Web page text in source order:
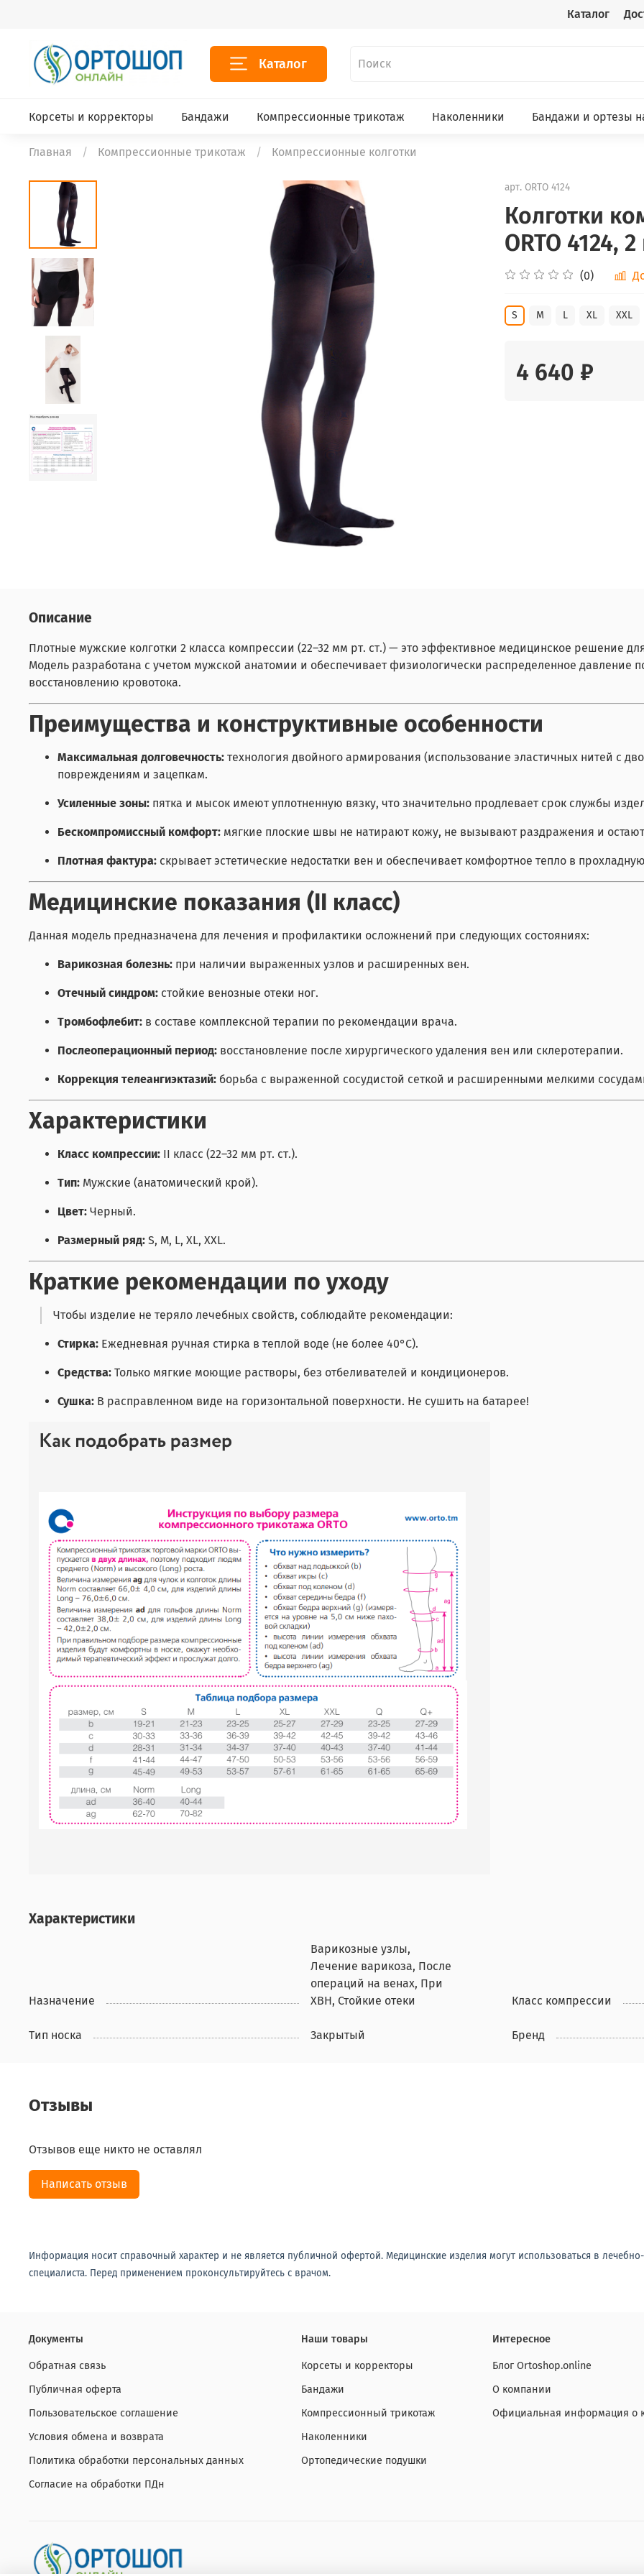
Каталог
Каталог
Корсеты и корректоры Бандажи Компрессионные трикотаж Наколенники Бандажи и ортезы
Главная Компрессионные трикотаж Компрессионные колготки
арт. ORTO 4124
Колготки
ORTO 4124,
(0)
S M L XL XXL
4 640 ₽
Описание
Плотные мужские колготки 2 класса компрессии (22–32 мм рт. ст.) — это эффективное медицинское решение
Модель разработана с учетом мужской анатомии и обеспечивает физиологически распределенное давление
восстановлению кровотока.
Преимущества и конструктивные особенности
Максимальная долговечность: технология двойного армирования (использование эластичных нитей с
повреждениям и зацепкам.
Усиленные зоны: пятка и мысок имеют уплотненную вязку, что значительно продлевает срок службы
Бескомпромиссный комфорт: мягкие плоские швы не натирают кожу, не вызывают раздражения и
Плотная фактура: скрывает эстетические недостатки вен и обеспечивает комфортное тепло в
Медицинские показания (II класс)
Данная модель предназначена для лечения и профилактики осложнений при следующих состояниях:
Варикозная болезнь: при наличии выраженных узлов и расширенных вен.
Отечный синдром: стойкие венозные отеки ног.
Тромбофлебит: в составе комплексной терапии по рекомендации врача.
Послеоперационный период: восстановление после хирургического удаления вен или склеротерапии.
Коррекция телеангиэктазий: борьба с выраженной сосудистой сеткой и расширенными мелкими
Характеристики
Класс компрессии: II класс (22–32 мм рт. ст.).
Тип: Мужские (анатомический крой).
Цвет: Черный.
Размерный ряд: S, M, L, XL, XXL.
Краткие рекомендации по уходу
Чтобы изделие не теряло лечебных свойств, соблюдайте рекомендации:
Стирка: Ежедневная ручная стирка в теплой воде (не более 40°C).
Средства: Только мягкие моющие растворы, без отбеливателей и кондиционеров.
Сушка: В расправленном виде на горизонтальной поверхности. Не сушить на батарее!
Характеристики
Назначение
Варикозные узлы,
Лечение варикоза, После
операций на венах, При
ХВН, Стойкие отеки
Класс компрессии
Тип носка Закрытый Бренд
Отзывы
Отзывов еще никто не оставлял
Написать отзыв
Информация носит справочный характер и не является публичной офертой. Медицинские изделия могут использоваться в
специалиста. Перед применением проконсультируйтесь с врачом.
Документы
Обратная связь
Публичная оферта
Пользовательское соглашение
Условия обмена и возврата
Политика обработки персональных данных
Согласие на обработки ПДн
Наши товары
Корсеты и корректоры
Бандажи
Компрессионный трикотаж
Наколенники
Ортопедические подушки
Интересное
Блог Ortoshop.online
О компании
Официальная информация о